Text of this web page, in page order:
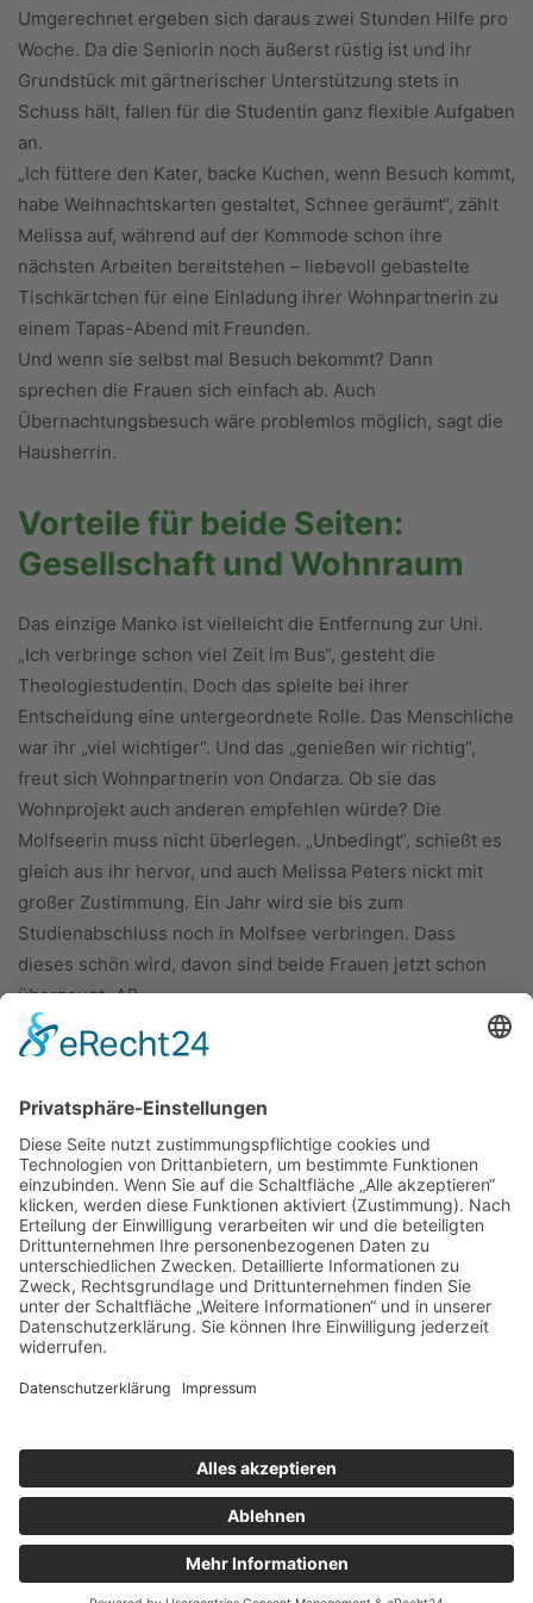
Umgerechnet ergeben sich daraus zwei Stunden Hilfe pro
Woche. Da die Seniorin noch äußerst rüstig ist und ihr
Grundstück mit gärtnerischer Unterstützung stets in
Schuss hält, fallen für die Studentin ganz flexible Aufgaben
an.
„Ich füttere den Kater, backe Kuchen, wenn Besuch kommt,
habe Weihnachtskarten gestaltet, Schnee geräumt“, zählt
Melissa auf, während auf der Kommode schon ihre
nächsten Arbeiten bereitstehen – liebevoll gebastelte
Tischkärtchen für eine Einladung ihrer Wohnpartnerin zu
einem Tapas-Abend mit Freunden.
Und wenn sie selbst mal Besuch bekommt? Dann
sprechen die Frauen sich einfach ab. Auch
Übernachtungsbesuch wäre problemlos möglich, sagt die
Hausherrin.
Vorteile für beide Seiten:
Gesellschaft und Wohnraum
Das einzige Manko ist vielleicht die Entfernung zur Uni.
„Ich verbringe schon viel Zeit im Bus“, gesteht die
Theologiestudentin. Doch das spielte bei ihrer
Entscheidung eine untergeordnete Rolle. Das Menschliche
war ihr „viel wichtiger“. Und das „genießen wir richtig“,
freut sich Wohnpartnerin von Ondarza. Ob sie das
Wohnprojekt auch anderen empfehlen würde? Die
Molfseerin muss nicht überlegen. „Unbedingt“, schießt es
gleich aus ihr hervor, und auch Melissa Peters nickt mit
großer Zustimmung. Ein Jahr wird sie bis zum
Studienabschluss noch in Molfsee verbringen. Dass
dieses schön wird, davon sind beide Frauen jetzt schon
überzeugt.AB
ÜBER UNS
KIEL LOKAL
Carsten Frahm Verlag, Inhaber Carsten Frahm
24113 Kiel
Kontaktieren Sie uns:redaktion@kiellokal.de
Kontakt Impressum Datenschutz
Realisierung: brünger.media